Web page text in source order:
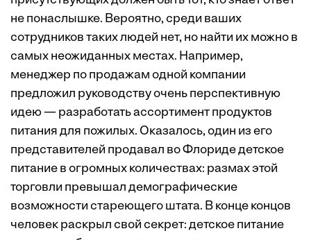
не понаслышке. Вероятно, среди ваших
сотрудников таких людей нет, но найти их можно в
самых неожиданных местах. Например,
менеджер по продажам одной компании
предложил руководству очень перспективную
идею — разработать ассортимент продуктов
питания для пожилых. Оказалось, один из его
представителей продавал во Флориде детское
питание в огромных количествах: размах этой
торговли превышал демографические
возможности стареющего штата. В конце концов
человек раскрыл свой секрет: детское питание